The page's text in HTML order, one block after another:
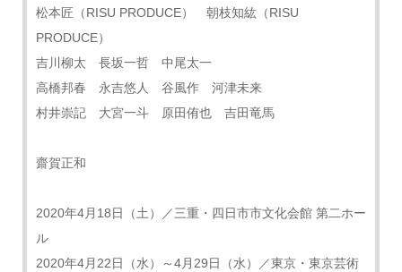
松本匠（RISU PRODUCE） 朝枝知紘（RISU
PRODUCE）
吉川柳太 長坂一哲 中尾太一
高橋邦春 永吉悠人 谷風作 河津未来
村井崇記 大宮一斗 原田侑也 吉田竜馬
齋賀正和
2020年4月18日（土）／三重・四日市市文化会館 第二ホー
ル
2020年4月22日（水）～4月29日（水）／東京・東京芸術